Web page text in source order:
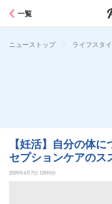
一覧
ニューストップ > ライフスタ
【妊活】自分の体
セプションケアのス
2025年4月7日 12時0分